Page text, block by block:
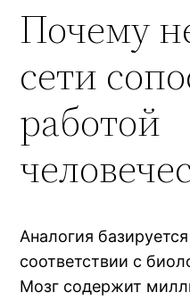
Почему
сети
работой
Аналогия
соответствии с
Мозг содержит